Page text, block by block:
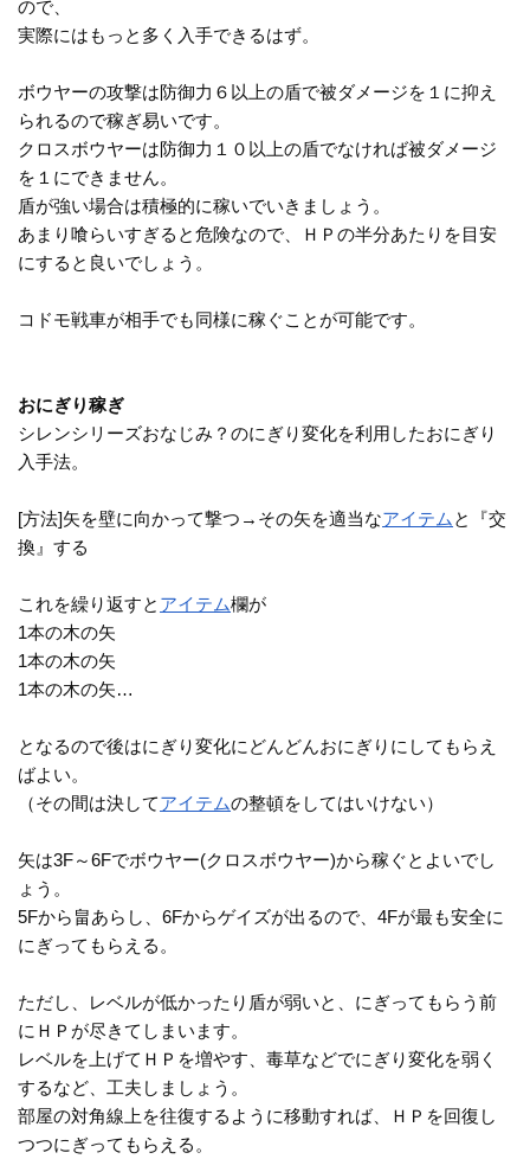
ので、
実際にはもっと多く入手できるはず。
ボウヤーの攻撃は防御力６以上の盾で被ダメージを１に抑え
られるので稼ぎ易いです。
クロスボウヤーは防御力１０以上の盾でなければ被ダメージ
を１にできません。
盾が強い場合は積極的に稼いでいきましょう。
あまり喰らいすぎると危険なので、ＨＰの半分あたりを目安
にすると良いでしょう。
コドモ戦車が相手でも同様に稼ぐことが可能です。
おにぎり稼ぎ
シレンシリーズおなじみ？のにぎり変化を利用したおにぎり
入手法。
[方法]矢を壁に向かって撃つ→その矢を適当なアイテム と『交
換』する
これを繰り返すと アイテム欄が
1本の木の矢
1本の木の矢
1本の木の矢…
となるので後はにぎり変化にどんどんおにぎりにしてもらえ
ばよい。
（その間は決してアイテムの整頓をしてはいけない）
矢は3F～6Fでボウヤー(クロスボウヤー)から稼ぐとよいでし
ょう。
5Fから畠あらし、6Fからゲイズが出るので、4Fが最も安全に
にぎってもらえる。
ただし、レベルが低かったり盾が弱いと、にぎってもらう前
にＨＰが尽きてしまいます。
レベルを上げてＨＰを増やす、毒草などでにぎり変化を弱く
するなど、工夫しましょう。
部屋の対角線上を往復するように移動すれば、ＨＰを回復し
つつにぎってもらえる。